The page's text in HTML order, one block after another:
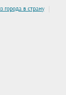
города в страну |